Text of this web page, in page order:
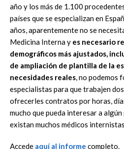
año y los más de 1.100
países que se especializan en
años, aparentemente no se
Medicina Interna y es necesario
demográficos más ajustados,
de ampliación de plantilla de la
necesidades reales, no podemos
especialistas para que trabajen
ofrecerles contratos por horas,
mucho que pueda interesar a
existan muchos médicos
Accede aquí al informe completo.